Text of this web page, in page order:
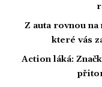
Z auta rovnou
které vás
Action láká: